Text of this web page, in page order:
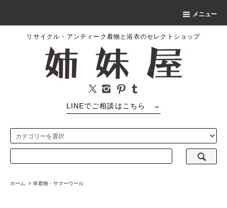
メニュー
リサイクル・アンティーク着物と浴衣のセレクトショップ
LINEでご相談はこちら →
ホーム > 単着物・サマーウール